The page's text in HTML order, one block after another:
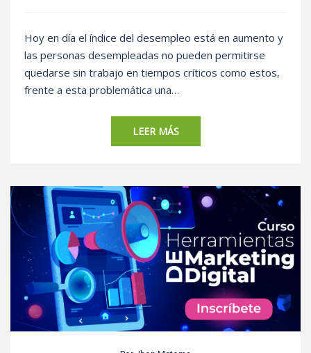
Hoy en día el índice del desempleo está en aumento y
las personas desempleadas no pueden permitirse
quedarse sin trabajo en tiempos críticos como estos,
frente a esta problemática una…
LEER MÁS